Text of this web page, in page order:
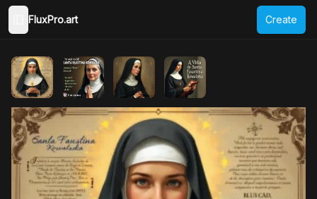
Toggle Sidebar
FluxPro.art Create